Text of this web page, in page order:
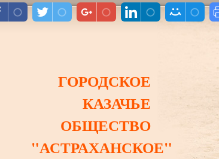
ГОРОДСКОЕ
КАЗАЧЬЕ
ОБЩЕСТВО
"АСТРАХАНСКОЕ"